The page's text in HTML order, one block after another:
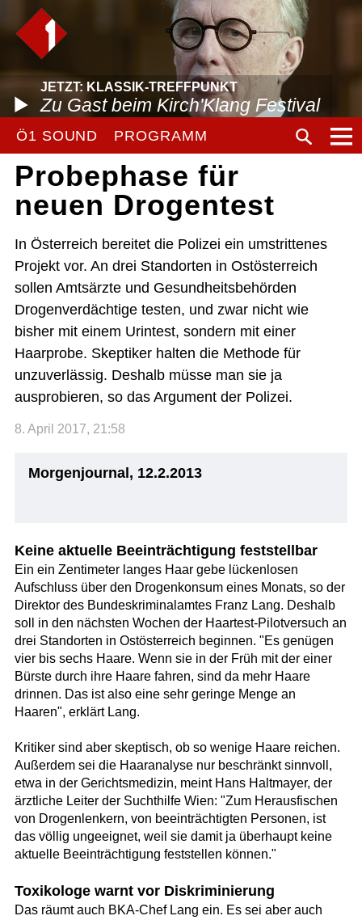
JETZT: KLASSIK-TREFFPUNKT
Zu Gast beim Kirch'Klang Festival
Ö1 SOUND PROGRAMM
Probephase für
neuen Drogentest
In Österreich bereitet die Polizei ein umstrittenes
Projekt vor. An drei Standorten in Ostösterreich
sollen Amtsärzte und Gesundheitsbehörden
Drogenverdächtige testen, und zwar nicht wie
bisher mit einem Urintest, sondern mit einer
Haarprobe. Skeptiker halten die Methode für
unzuverlässig. Deshalb müsse man sie ja
ausprobieren, so das Argument der Polizei.
8. April 2017, 21:58
Morgenjournal, 12.2.2013
Keine aktuelle Beeinträchtigung feststellbar
Ein ein Zentimeter langes Haar gebe lückenlosen
Aufschluss über den Drogenkonsum eines Monats, so der
Direktor des Bundeskriminalamtes Franz Lang. Deshalb
soll in den nächsten Wochen der Haartest-Pilotversuch an
drei Standorten in Ostösterreich beginnen. "Es genügen
vier bis sechs Haare. Wenn sie in der Früh mit der einer
Bürste durch ihre Haare fahren, sind da mehr Haare
drinnen. Das ist also eine sehr geringe Menge an
Haaren", erklärt Lang.
Kritiker sind aber skeptisch, ob so wenige Haare reichen.
Außerdem sei die Haaranalyse nur beschränkt sinnvoll,
etwa in der Gerichtsmedizin, meint Hans Haltmayer, der
ärztliche Leiter der Suchthilfe Wien: "Zum Herausfischen
von Drogenlenkern, von beeinträchtigten Personen, ist
das völlig ungeeignet, weil sie damit ja überhaupt keine
aktuelle Beeinträchtigung feststellen können."
Toxikologe warnt vor Diskriminierung
Das räumt auch BKA-Chef Lang ein. Es sei aber auch